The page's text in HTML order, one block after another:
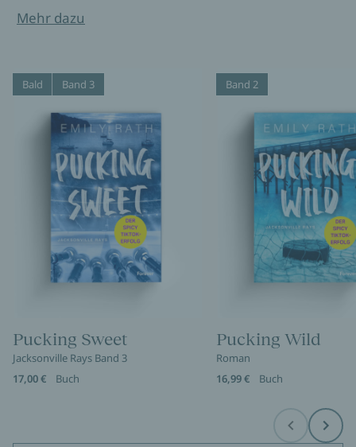
Mehr dazu
Bald Band 3
Pucking Sweet
Jacksonville Rays Band 3
17,00 €
Buch
Band 2
Pucking Wild
Roman
16,99 €
Buch
Before Next